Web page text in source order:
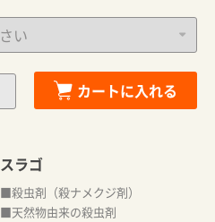
カートに入れる
スラゴ
■殺虫剤（殺ナメクジ剤）
■天然物由来の殺虫剤